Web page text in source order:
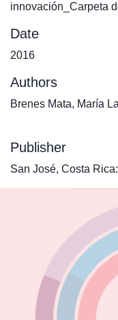
innovación_Carpeta
Date
2016
Authors
Brenes Mata, María
Publisher
San José, Costa